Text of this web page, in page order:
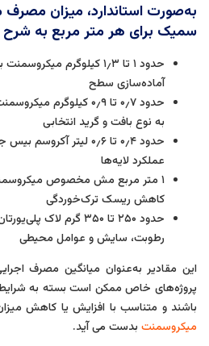
به‌صورت استاندارد، میزان
سمیک برای هر متر مربع به
حدود ۱ تا ۱٫۳ کیلوگرم
آماده‌سازی سطح
حدود ۰٫۷ تا ۰٫۹ کیلوگرم
به نوع بافت و گرید انتخابی
حدود ۰٫۴ تا ۰٫۶ لیتر
عملکرد لایه‌ها
۱ متر مربع مش مخصوص
کاهش ریسک ترک‌خوردگی
حدود ۲۵۰ تا ۳۵۰ گرم
رطوبت، سایش و عوامل محیطی
این مقادیر به‌عنوان میانگین مصرف
پروژه‌های خاص ممکن است بسته به
باشند و متناسب با افزایش یا کاهش
میکروسمنت بدست می آید.